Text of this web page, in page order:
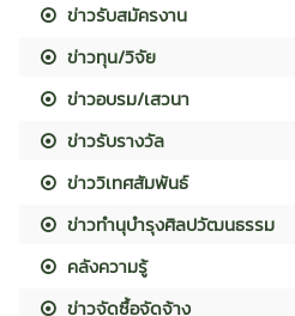
ข่าวรับสมัครงาน
ข่าวทุน/วิจัย
ข่าวอบรม/เสวนา
ข่าวรับรางวัล
ข่าววิเทศสัมพันธ์
ข่าวทำนุบำรุงศิลปวัฒนธรรม
คลังความรู้
ข่าวจัดซื้อจัดจ้าง